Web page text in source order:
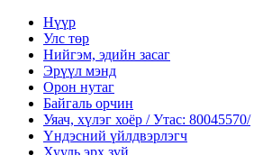
Нүүр
Улс төр
Нийгэм, эдийн засаг
Эрүүл мэнд
Орон нутаг
Байгаль орчин
Уяач, хүлэг хоёр / Утас: 80045570/
Үндэсний үйлдвэрлэгч
Хууль эрх зүй